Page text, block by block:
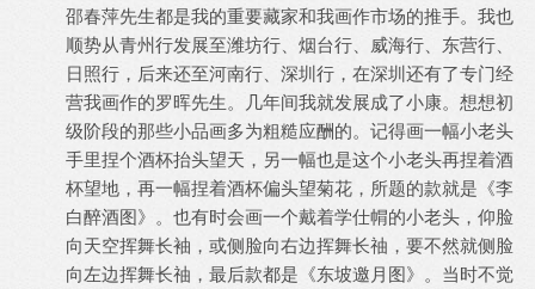
邵春萍先生都是我的重要藏家和我画作市场的推手。我也
顺势从青州行发展至潍坊行、烟台行、威海行、东营行、
日照行，后来还至河南行、深圳行，在深圳还有了专门经
营我画作的罗晖先生。几年间我就发展成了小康。想想初
级阶段的那些小品画多为粗糙应酬的。记得画一幅小老头
手里捏个酒杯抬头望天，另一幅也是这个小老头再捏着酒
杯望地，再一幅捏着酒杯偏头望菊花，所题的款就是《李
白醉酒图》。也有时会画一个戴着学仕㡌的小老头，仰脸
向天空挥舞长袖，或侧脸向右边挥舞长䄂，要不然就侧脸
向左边挥舞长䄂，最后款都是《东坡邀月图》。当时不觉